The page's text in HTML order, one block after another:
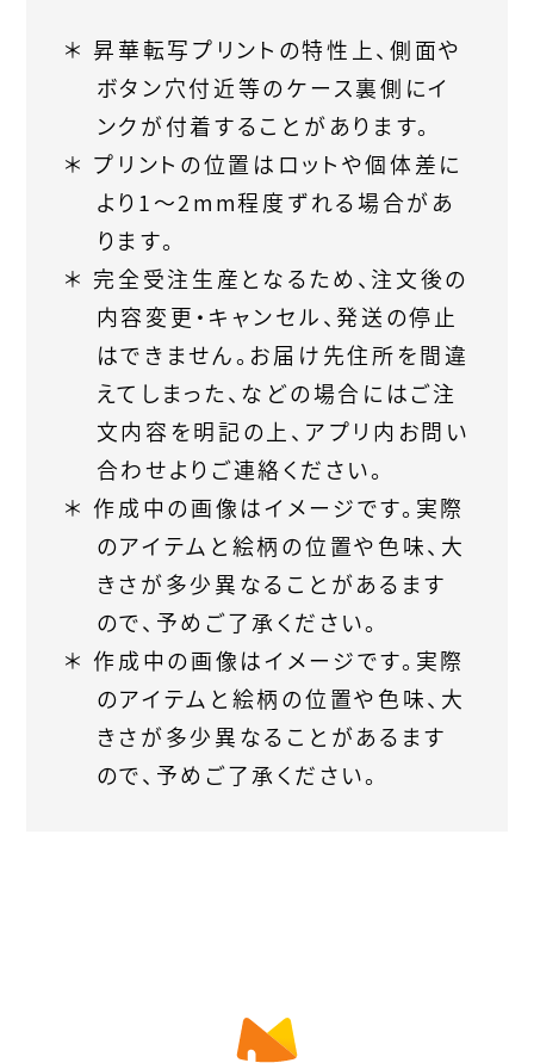
昇華転写プリントの特性上、側面や
ボタン穴付近等のケース裏側にイ
ンクが付着することがあります。
プリントの位置はロットや個体差に
より1〜2mm程度ずれる場合があ
ります。
完全受注生産となるため、注文後の
内容変更・キャンセル、発送の停止
はできません。お届け先住所を間違
えてしまった、などの場合にはご注
文内容を明記の上、アプリ内お問い
合わせよりご連絡ください。
作成中の画像はイメージです。実際
のアイテムと絵柄の位置や色味、大
きさが多少異なることがあるます
ので、予めご了承ください。
作成中の画像はイメージです。実際
のアイテムと絵柄の位置や色味、大
きさが多少異なることがあるます
ので、予めご了承ください。